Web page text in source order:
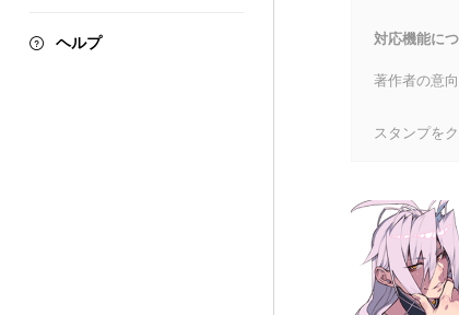
ヘルプ 対応機能に
著作者の意
スタンプを